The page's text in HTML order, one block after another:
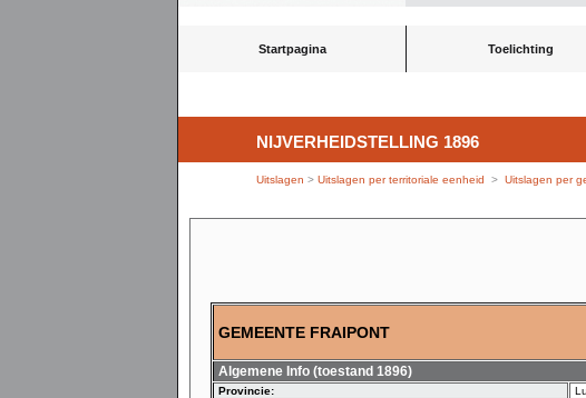
Startpagina Toelichting
NIJVERHEIDSTELLING 1896
Uitslagen > Uitslagen per territoriale eenheid > Uitslagen per
GEMEENTE FRAIPONT
Algemene Info (toestand 1896)
Provincie: